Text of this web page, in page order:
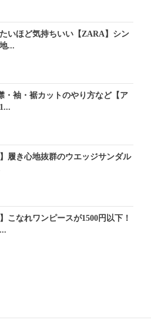
いほど気持ちいい【ZARA】シン
...
・袖・裾カットのやり方など【ア
】履き心地抜群のウエッジサンダル
こなれワンピースが1500円以下！